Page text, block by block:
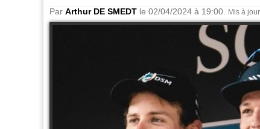
Par Arthur DE SMEDT le 02/04/2024 à 19:00. Mis à